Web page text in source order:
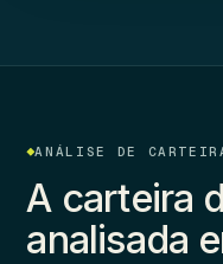
ANÁLISE DE
A carteira
analisada